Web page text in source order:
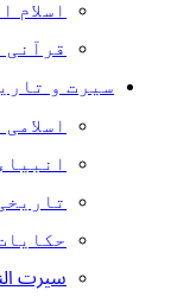
اسلام
قرآنی
سیرت و
سیرت